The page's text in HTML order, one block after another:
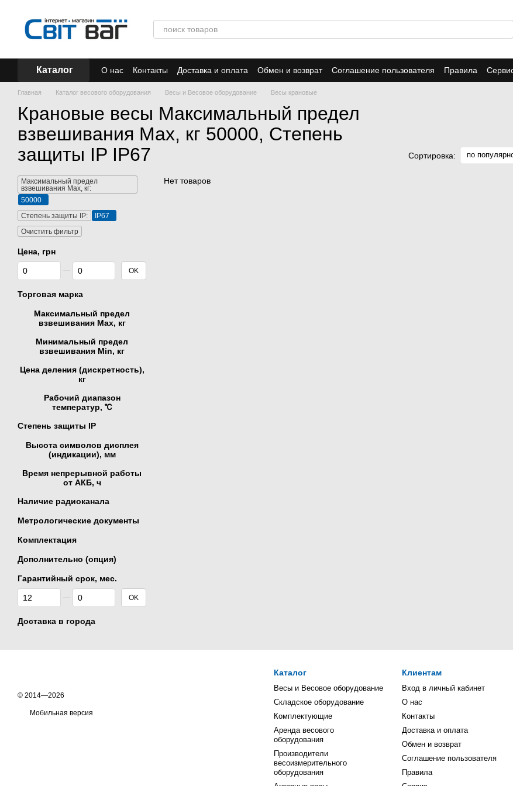
Каталог О нас Контакты Доставка и оплата Обмен и возврат Соглашение пользователя Правила
Отзывы
Акции
Главная Каталог весового оборудования Весы и Весовое оборудование Весы крановые
Крановые весы Максимальный предел
взвешивания Мах, кг 50000, Степень
защиты IP IP67
Сортировка: по
Нет товаров
Максимальный предел
взвешивания Мах, кг:
50000
Степень защиты IP:
IP67
Очистить фильтр
Цена, грн
От Цена, грн
До Цена, грн OK
Торговая марка
Максимальный предел
взвешивания Мах, кг
Минимальный предел
взвешивания Min, кг
Цена деления (дискретность),
кг
Рабочий диапазон
температур, ℃
Степень защиты IP
Высота символов дисплея
(индикации), мм
Время непрерывной работы
от АКБ, ч
Наличие радиоканала
Метрологические документы
Комплектация
Дополнительно (опция)
Гарантийный срок, мес.
От Гарантийный срок, мес.
До Гарантийный срок, мес. OK
Доставка в города
© 2014—2026
Мобильная версия
Каталог
Весы и Весовое оборудование
Складское оборудование
Комплектующие
Аренда весового
оборудования
Производители
весоизмерительного
оборудования
Клиентам
Вход в личный кабинет
О нас
Контакты
Доставка и оплата
Обмен и возврат
Соглашение пользователя
Правила